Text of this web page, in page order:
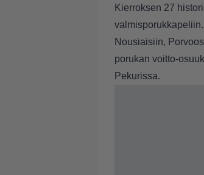
Kierroksen 27
Nousiaisiin,
porukan voitto-
Pekurissa.